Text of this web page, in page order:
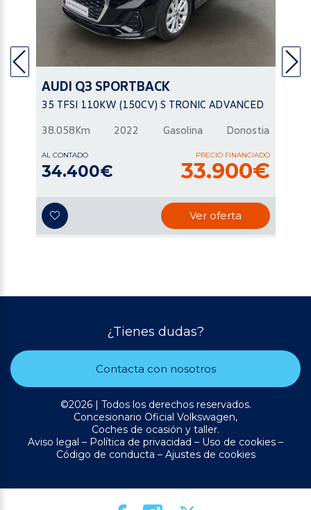
AUDI Q3 SPORTBACK
35 TFSI 110KW (150CV) S TRONIC ADVANCED
38.058Km 2022 Gasolina Donostia
AL CONTADO
34.400€
PRECIO FINANCIADO
33.900€
Ver oferta
¿Tienes dudas?
Contacta con nosotros
©2026 | Todos los derechos reservados.
Concesionario Oficial Volkswagen,
Coches de ocasión y taller.
Aviso legal – Política de privacidad – Uso de cookies –
Código de conducta – Ajustes de cookies